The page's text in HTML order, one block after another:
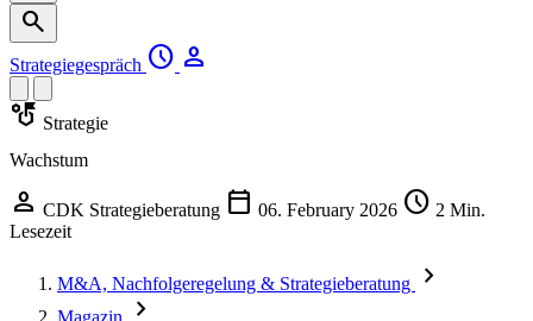
search
Strategiegespräch schedule person
strategy Strategie
Wachstum
person CDK Strategieberatung calendar_today 06. February 2026 schedule 2 Min.
Lesezeit
M&A, Nachfolgeregelung & Strategieberatung chevron_right
Magazin chevron_right